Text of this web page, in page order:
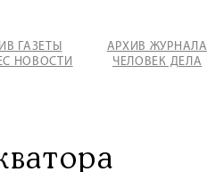
ГАЗЕТЫ
НОВОСТИ
АРХИВ ЖУРНАЛА
ЧЕЛОВЕК ДЕЛА